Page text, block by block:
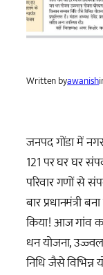
Written byawanish
जनपद गोंडा में
121 पर घर घर
परिवार गणों से
बार प्रधानमंत्री
किया! आज गांव
धन योजना,
निधि जैसे